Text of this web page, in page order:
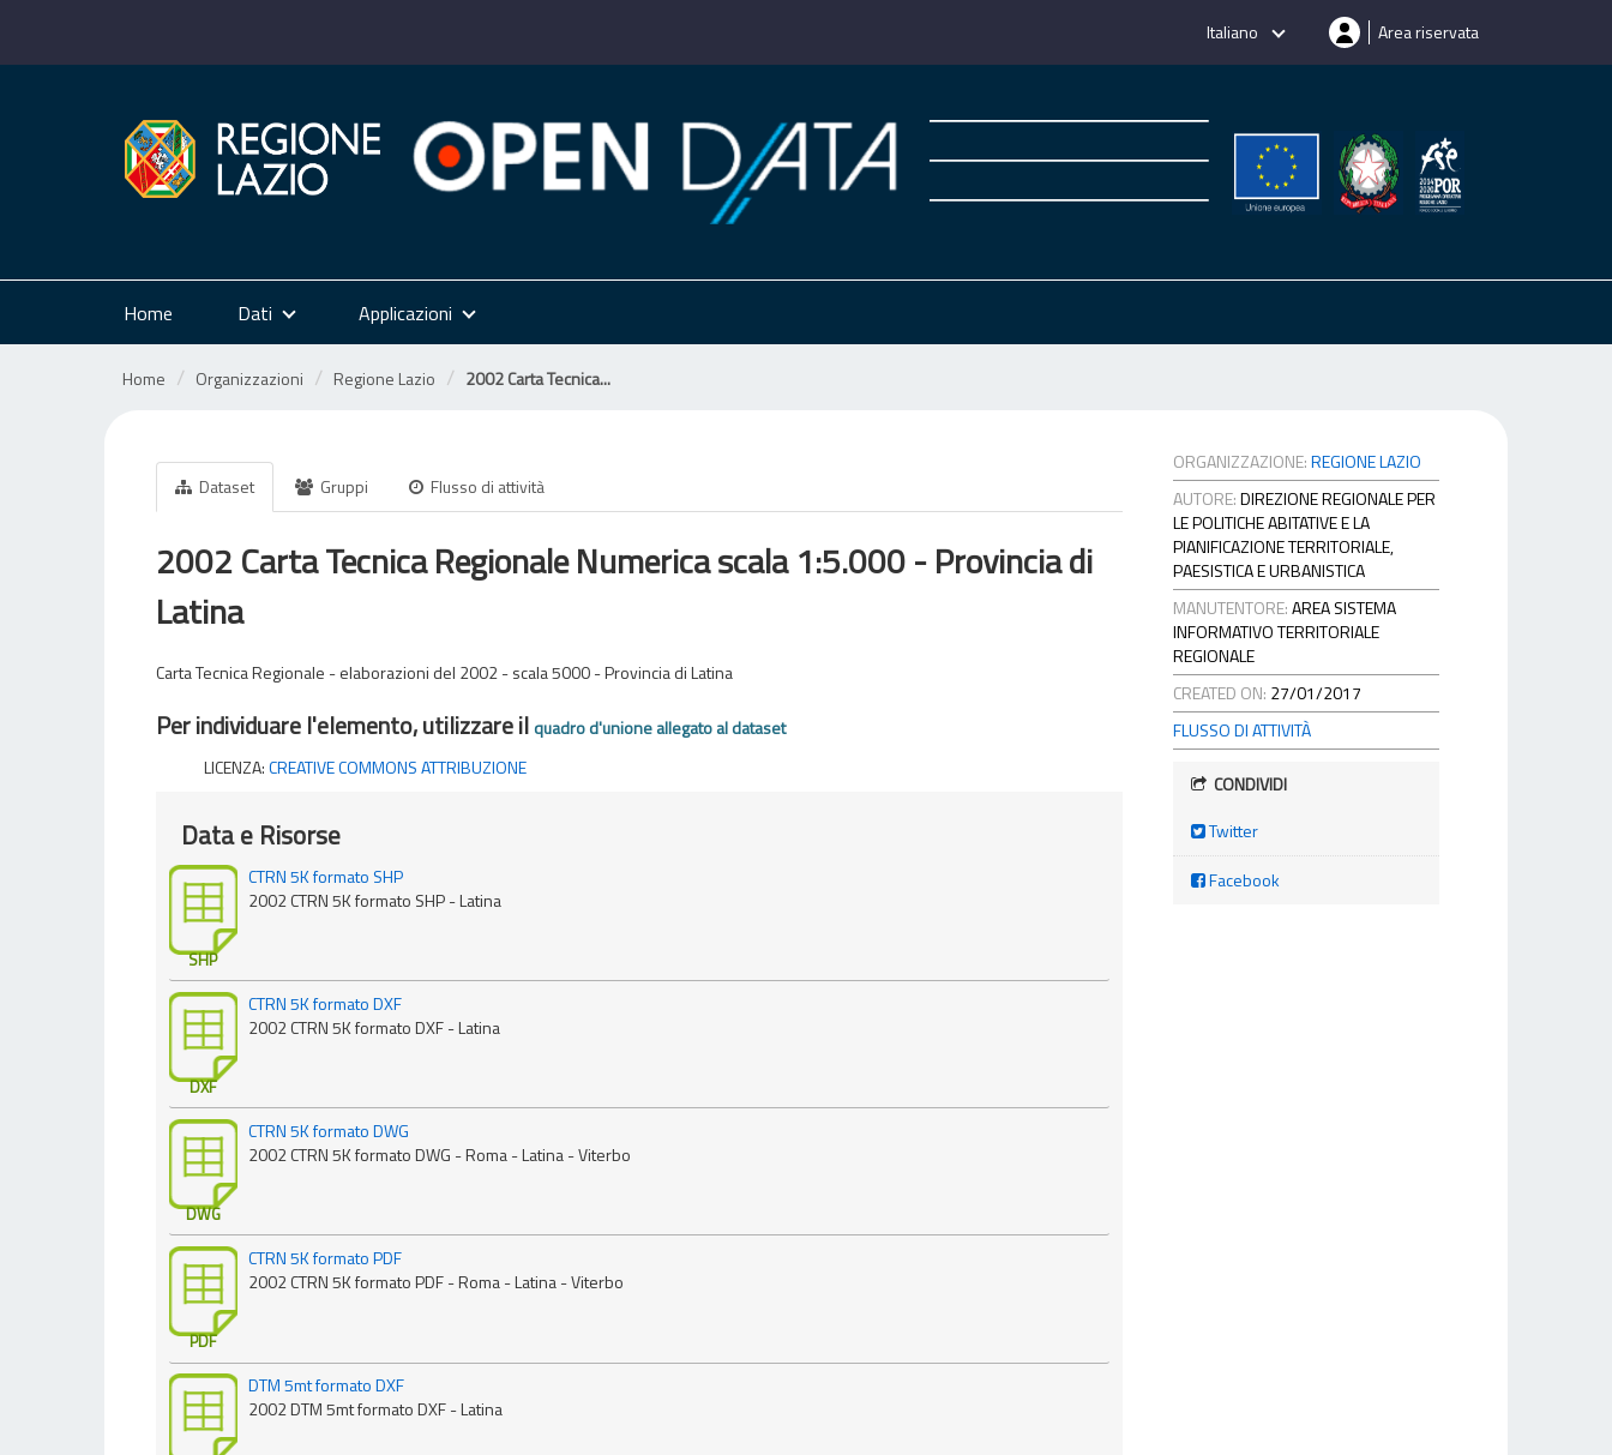
Italiano Area riservata
Home Dati Applicazioni
Home Organizzazioni Regione Lazio 2002 Carta Tecnica...
ORGANIZZAZIONE:REGIONE LAZIO
AUTORE:DIREZIONE REGIONALE PER
LE POLITICHE ABITATIVE E LA
PIANIFICAZIONE TERRITORIALE,
PAESISTICA E URBANISTICA
MANUTENTORE:AREA SISTEMA
INFORMATIVO TERRITORIALE
REGIONALE
CREATED ON: 27/01/2017
FLUSSO DI ATTIVITÀ
CONDIVIDI
Twitter
Facebook
Dataset Gruppi Flusso di attività
2002 Carta Tecnica Regionale Numerica scala 1:5.000 - Provincia di
Latina
Carta Tecnica Regionale - elaborazioni del 2002 - scala 5000 - Provincia di Latina
Per individuare l'elemento, utilizzare ilquadro d'unione allegato al dataset
LICENZA:CREATIVE COMMONS ATTRIBUZIONE
Data e Risorse
SHP
CTRN 5K formato SHP
2002 CTRN 5K formato SHP - Latina
DXF
CTRN 5K formato DXF
2002 CTRN 5K formato DXF - Latina
DWG
CTRN 5K formato DWG
2002 CTRN 5K formato DWG - Roma - Latina - Viterbo
PDF
CTRN 5K formato PDF
2002 CTRN 5K formato PDF - Roma - Latina - Viterbo
DTM 5mt formato DXF
2002 DTM 5mt formato DXF - Latina